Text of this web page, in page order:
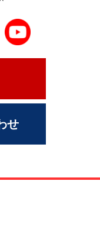
クセンター公式
ビックセンター
日立シビックセ
せ